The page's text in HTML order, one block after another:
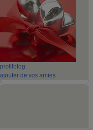
profil blog
ajouter de vos amies